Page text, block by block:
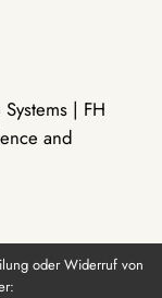
| FH
and
oder Widerruf von